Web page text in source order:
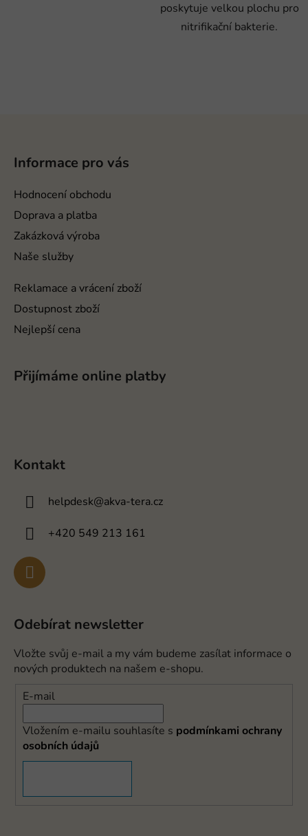
poskytuje velkou plochu pro
nitrifikační bakterie.
Informace pro vás
Hodnocení obchodu
Doprava a platba
Zakázková výroba
Naše služby
Reklamace a vrácení zboží
Dostupnost zboží
Nejlepší cena
Přijímáme online platby
Kontakt
helpdesk@akva-tera.cz
+420 549 213 161
Odebírat newsletter
Vložte svůj e-mail a my vám budeme zasílat informace o
nových produktech na našem e-shopu.
E-mail
Vložením e-mailu souhlasíte s podmínkami ochrany
osobních údajů